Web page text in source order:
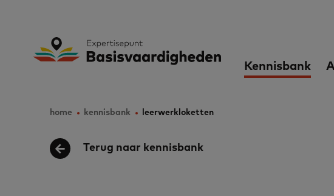
main
Expertisepunt Main
Kennisbank
Breadcrumb
home kennisbank leerwerkloketten
Terug naar kennisbank